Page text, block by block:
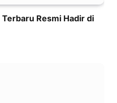
Resmi Hadir di